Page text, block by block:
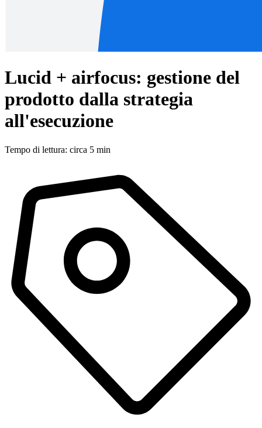
Lucid + airfocus: gestione del
prodotto dalla strategia
all'esecuzione
Tempo di lettura: circa 5 min